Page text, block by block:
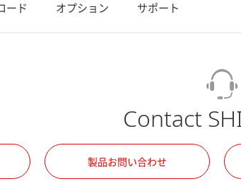
ード オプション サポート
Contact
製品お問い合わせ